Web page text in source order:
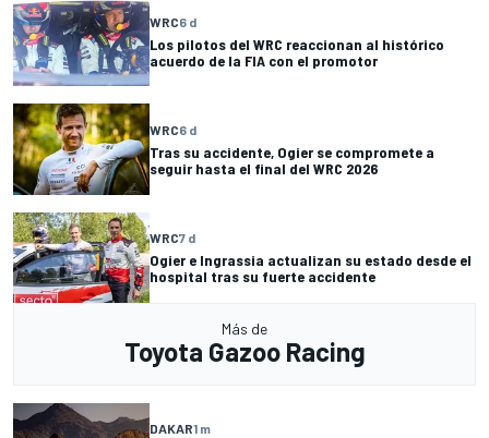
WRC6 d
Los pilotos del WRC reaccionan al histórico
acuerdo de la FIA con el promotor
WRC6 d
Tras su accidente, Ogier se compromete a
seguir hasta el final del WRC 2026
WRC7 d
Ogier e Ingrassia actualizan su estado desde el
hospital tras su fuerte accidente
Más de
Toyota Gazoo Racing
DAKAR1 m